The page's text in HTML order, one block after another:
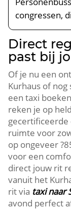
congressen,
Direct
past bij
Of je nu een
Kurhaus of
een taxi
reken je op
gecertificeerde
ruimte voor
op ongeveer
voor een
direct jouw rit
vanuit het
rit via taxi naar
avond perfect